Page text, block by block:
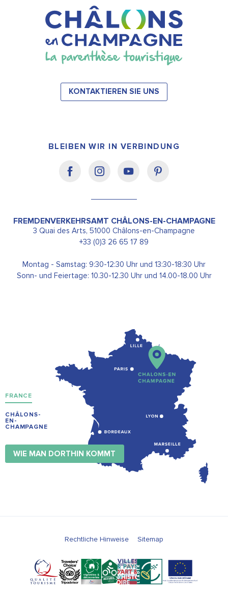
KONTAKTIEREN SIE UNS
BLEIBEN WIR IN VERBINDUNG
FREMDENVERKEHRSAMT CHÂLONS-EN-CHAMPAGNE
3 Quai des Arts, 51000 Châlons-en-Champagne
+33 (0)3 26 65 17 89
Montag - Samstag: 9:30-12:30 Uhr und 13:30-18:30 Uhr
Sonn- und Feiertage: 10.30-12.30 Uhr und 14.00-18.00 Uhr
FRANCE
CHÂLONS-
EN-
CHAMPAGNE
WIE MAN DORTHIN KOMMT
Rechtliche Hinweise Sitemap